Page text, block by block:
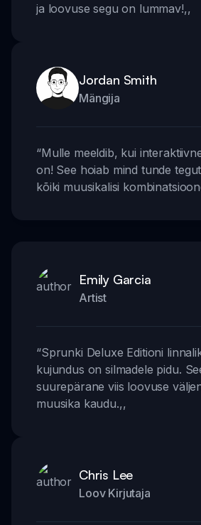
ja loovuse segu on lummav!,,
Jordan Smith
Mängija
“Mulle meeldib, kui
on! See hoiab mind tunde
kõiki muusikalisi
Emily Garcia
Artist
“Sprunki Deluxe Editioni
kujundus on silmadele pidu.
suurepärane viis loovuse
muusika kaudu.,,
Chris Lee
Loov Kirjutaja